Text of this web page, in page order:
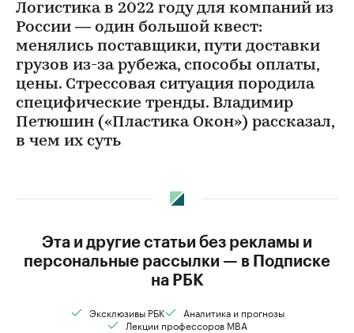
Логистика в 2022 году для компаний из
России — один большой квест:
менялись поставщики, пути доставки
грузов из-за рубежа, способы оплаты,
цены. Стрессовая ситуация породила
специфические тренды. Владимир
Петюшин («Пластика Окон») рассказал,
в чем их суть
Эта и другие статьи без рекламы и
персональные рассылки — в Подписке
на РБК
Эксклюзивы РБК
Аналитика и прогнозы
Лекции профессоров MBA